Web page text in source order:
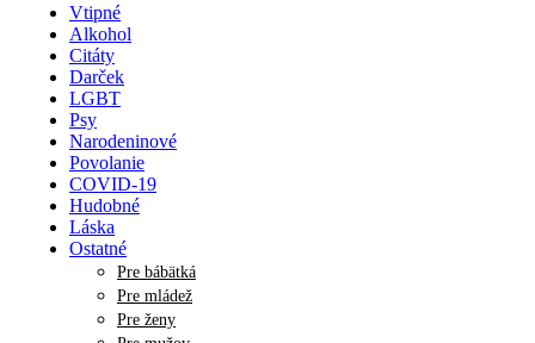
Vtipné
Alkohol
Citáty
Darček
LGBT
Psy
Narodeninové
Povolanie
COVID-19
Hudobné
Láska
Ostatné
Pre bábätká
Pre mládež
Pre ženy